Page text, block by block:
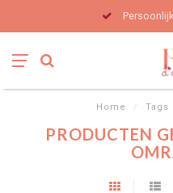
Home / Tags
PRODUCTEN